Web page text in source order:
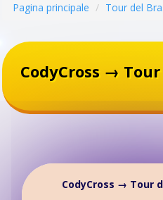
Pagina principale Tour del
CodyCross →
CodyCross → Tour